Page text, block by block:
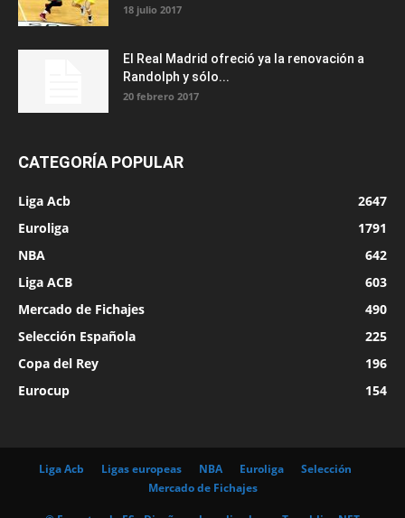
18 julio 2017
El Real Madrid ofreció ya la renovación a
Randolph y sólo...
20 febrero 2017
CATEGORÍA POPULAR
Liga Acb
2647
Euroliga
1791
NBA
642
Liga ACB
603
Mercado de Fichajes
490
Selección Española
225
Copa del Rey
196
Eurocup
154
Liga Acb Ligas europeas NBA Euroliga
Selección
Mercado de Fichajes